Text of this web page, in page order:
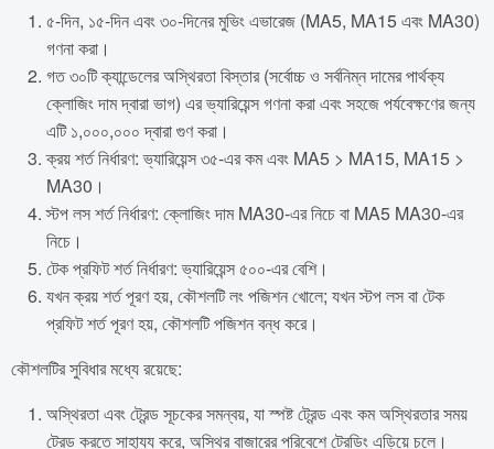
৫-দিন, ১৫-দিন এবং ৩০-দিনের মুভিং এভারেজ (MA5, MA15 এবং MA30)
গণনা করা।
গত ৩০টি ক্যান্ডেলের অস্থিরতা বিস্তার (সর্বোচ্চ ও সর্বনিম্ন দামের পার্থক্য
ক্লোজিং দাম দ্বারা ভাগ) এর ভ্যারিয়েন্স গণনা করা এবং সহজে পর্যবেক্ষণের জন্য
এটি ১,০০০,০০০ দ্বারা গুণ করা।
ক্রয় শর্ত নির্ধারণ: ভ্যারিয়েন্স ৩৫-এর কম এবং MA5 > MA15, MA15 >
MA30।
স্টপ লস শর্ত নির্ধারণ: ক্লোজিং দাম MA30-এর নিচে বা MA5 MA30-এর
নিচে।
টেক প্রফিট শর্ত নির্ধারণ: ভ্যারিয়েন্স ৫০০-এর বেশি।
যখন ক্রয় শর্ত পূরণ হয়, কৌশলটি লং পজিশন খোলে; যখন স্টপ লস বা টেক
প্রফিট শর্ত পূরণ হয়, কৌশলটি পজিশন বন্ধ করে।
কৌশলটির সুবিধার মধ্যে রয়েছে:
অস্থিরতা এবং ট্রেন্ড সূচকের সমন্বয়, যা স্পষ্ট ট্রেন্ড এবং কম অস্থিরতার সময়
ট্রেড করতে সাহায্য করে, অস্থির বাজারের পরিবেশে ট্রেডিং এড়িয়ে চলে।